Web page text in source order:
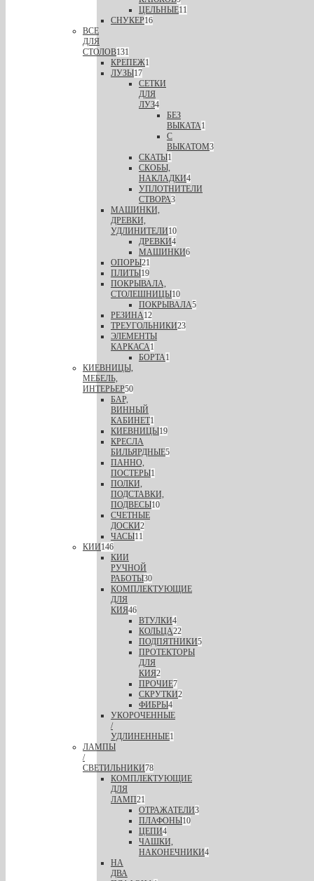
ЦЕЛЬНЫЕ11
СНУКЕР16
ВСЕ
ДЛЯ
СТОЛОВ131
КРЕПЕЖ1
ЛУЗЫ17
СЕТКИ
ДЛЯ
ЛУЗ4
БЕЗ
ВЫКАТА1
С
ВЫКАТОМ3
СКАТЫ1
СКОБЫ,
НАКЛАДКИ4
УПЛОТНИТЕЛИ
СТВОРА3
МАШИНКИ,
ДРЕВКИ,
УДЛИНИТЕЛИ10
ДРЕВКИ4
МАШИНКИ6
ОПОРЫ21
ПЛИТЫ19
ПОКРЫВАЛА,
СТОЛЕШНИЦЫ10
ПОКРЫВАЛА5
РЕЗИНА12
ТРЕУГОЛЬНИКИ23
ЭЛЕМЕНТЫ
КАРКАСА1
БОРТА1
КИЕВНИЦЫ,
МЕБЕЛЬ,
ИНТЕРЬЕР50
БАР,
ВИННЫЙ
КАБИНЕТ1
КИЕВНИЦЫ19
КРЕСЛА
БИЛЬЯРДНЫЕ5
ПАННО,
ПОСТЕРЫ1
ПОЛКИ,
ПОДСТАВКИ,
ПОДВЕСЫ10
СЧЕТНЫЕ
ДОСКИ2
ЧАСЫ11
КИИ146
КИИ
РУЧНОЙ
РАБОТЫ30
КОМПЛЕКТУЮЩИЕ
ДЛЯ
КИЯ46
ВТУЛКИ4
КОЛЬЦА22
ПОДПЯТНИКИ5
ПРОТЕКТОРЫ
ДЛЯ
КИЯ2
ПРОЧИЕ7
СКРУТКИ2
ФИБРЫ4
УКОРОЧЕННЫЕ
/
УДЛИНЕННЫЕ1
ЛАМПЫ
/
СВЕТИЛЬНИКИ78
КОМПЛЕКТУЮЩИЕ
ДЛЯ
ЛАМП21
ОТРАЖАТЕЛИ3
ПЛАФОНЫ10
ЦЕПИ4
ЧАШКИ,
НАКОНЕЧНИКИ4
НА
ДВА